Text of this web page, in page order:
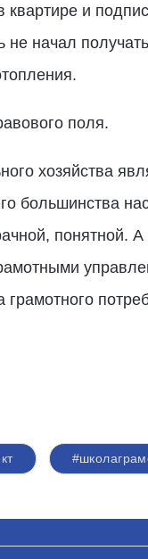
и
начал
поля.
хозяйства
большинства
понятной. А